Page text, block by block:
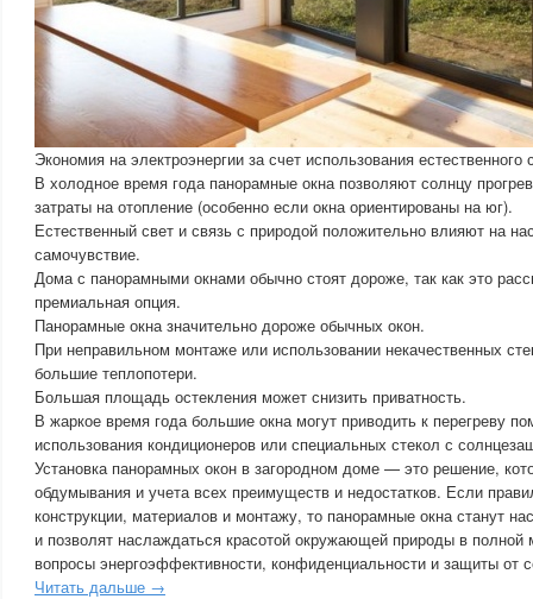
Экономия на электроэнергии за счет использования естественного
В холодное время года панорамные окна позволяют солнцу
затраты на отопление (особенно если окна ориентированы на юг).
Естественный свет и связь с природой положительно влияют на
самочувствие.
Дома с панорамными окнами обычно стоят дороже, так как это
премиальная опция.
Панорамные окна значительно дороже обычных окон.
При неправильном монтаже или использовании некачественных
большие теплопотери.
Большая площадь остекления может снизить приватность.
В жаркое время года большие окна могут приводить к перегреву
использования кондиционеров или специальных стекол с
Установка панорамных окон в загородном доме — это решение,
обдумывания и учета всех преимуществ и недостатков. Если
конструкции, материалов и монтажу, то панорамные окна станут
и позволят наслаждаться красотой окружающей природы в
вопросы энергоэффективности, конфиденциальности и защиты от
Читать дальше →